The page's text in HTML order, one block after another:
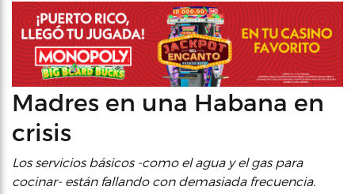
Madres en una Habana en
crisis
Los servicios básicos -como el agua y el gas para
cocinar- están fallando con demasiada frecuencia.